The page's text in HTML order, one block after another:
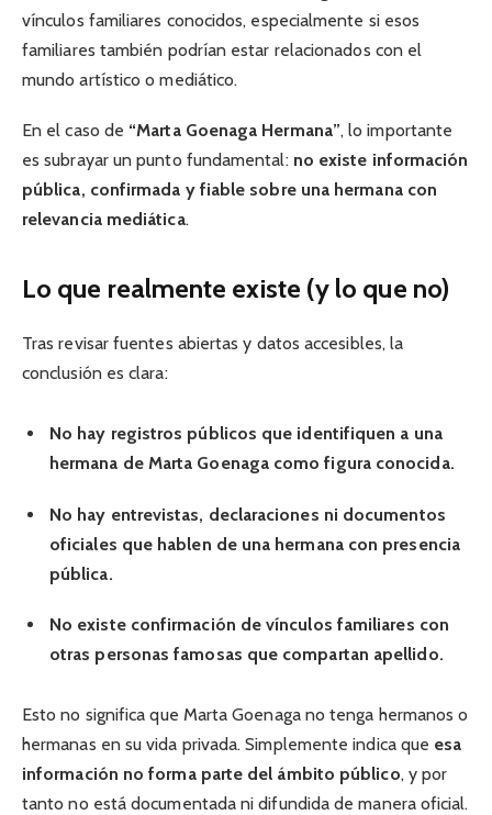
vínculos familiares conocidos, especialmente si esos
familiares también podrían estar relacionados con el
mundo artístico o mediático.
En el caso de “Marta Goenaga Hermana”, lo importante
es subrayar un punto fundamental: no existe información
pública, confirmada y fiable sobre una hermana con
relevancia mediática.
Lo que realmente existe (y lo que no)
Tras revisar fuentes abiertas y datos accesibles, la
conclusión es clara:
No hay registros públicos que identifiquen a una
hermana de Marta Goenaga como figura conocida.
No hay entrevistas, declaraciones ni documentos
oficiales que hablen de una hermana con presencia
pública.
No existe confirmación de vínculos familiares con
otras personas famosas que compartan apellido.
Esto no significa que Marta Goenaga no tenga hermanos o
hermanas en su vida privada. Simplemente indica que esa
información no forma parte del ámbito público, y por
tanto no está documentada ni difundida de manera oficial.